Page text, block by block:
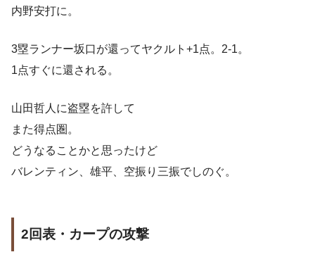
内野安打に。
3塁ランナー坂口が還ってヤクルト+1点。2-1。
1点すぐに還される。
山田哲人に盗塁を許して
また得点圏。
どうなることかと思ったけど
バレンティン、雄平、空振り三振でしのぐ。
2回表・カープの攻撃